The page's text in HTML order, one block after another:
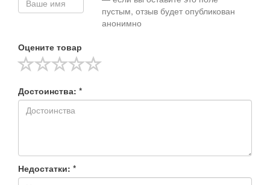
пустым, отзыв будет опубликован
анонимно
Оцените товар
Достоинства: *
Недостатки: *